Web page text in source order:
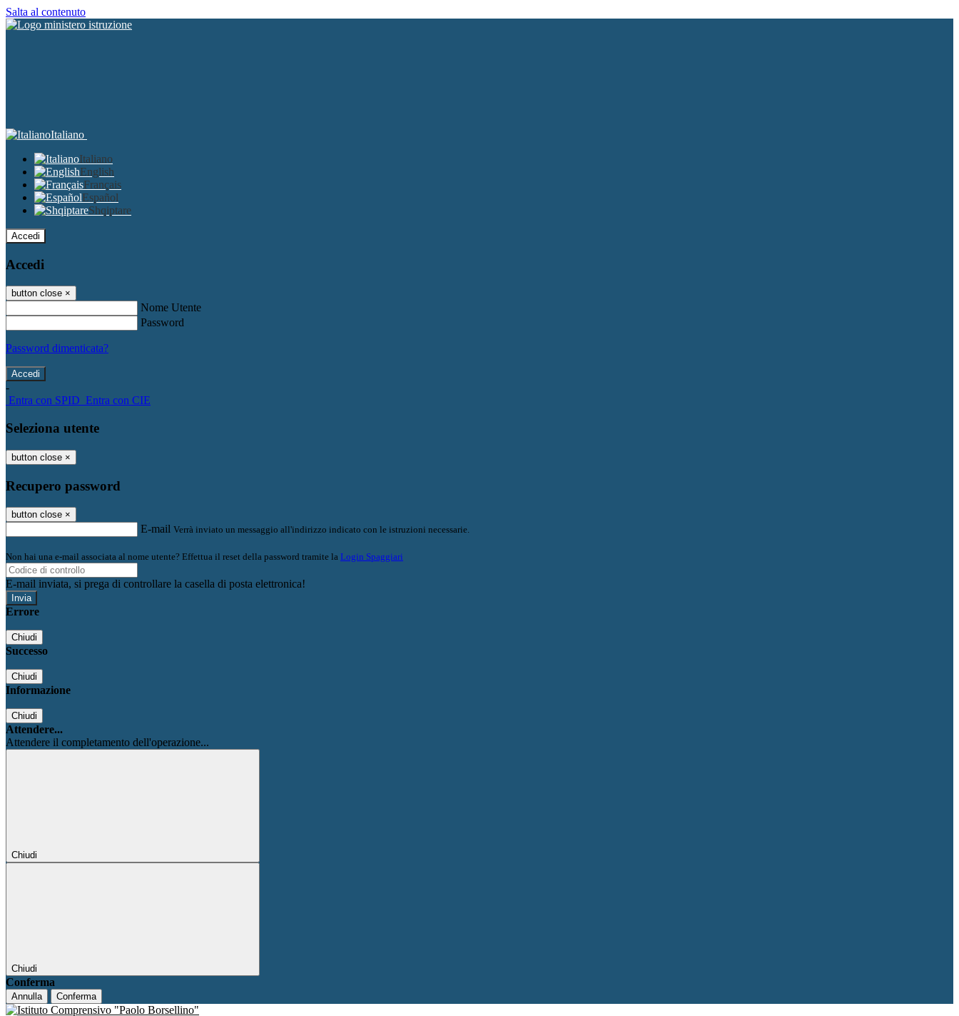
Salta al contenuto
Italiano
Italiano
English
Français
Español
Shqiptare
Accedi
Accedi
button close ×
Nome Utente
Password
Password dimenticata?
-
Entra con SPID Entra con CIE
Seleziona utente
button close ×
Recupero password
button close ×
E-mail Verrà inviato un messaggio all'indirizzo indicato con le istruzioni necessarie.
Non hai una e-mail associata al nome utente? Effettua il reset della password tramite la Login Spaggiari
E-mail inviata, si prega di controllare la casella di posta elettronica!
Errore
Chiudi
Successo
Chiudi
Informazione
Chiudi
Attendere...
Attendere il completamento dell'operazione...
Chiudi
Chiudi
Conferma
Annulla Conferma